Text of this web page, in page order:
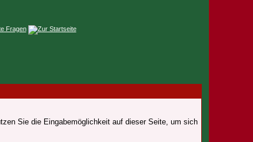
Sie die Eingabemöglichkeit auf dieser Seite, um sich